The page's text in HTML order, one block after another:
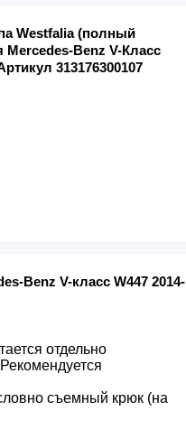
Westfalia (полный
Benz V-Класс
313176300107
Benz V-класс W447 2014-
отдельно
Рекомендуется
съемный крюк (на